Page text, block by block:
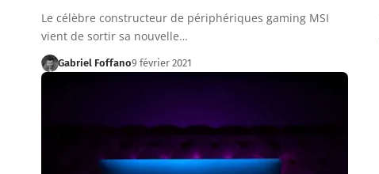
Le célèbre constructeur de périphériques gaming MSI
vient de sortir sa nouvelle…
Gabriel Foffano9 février 2021